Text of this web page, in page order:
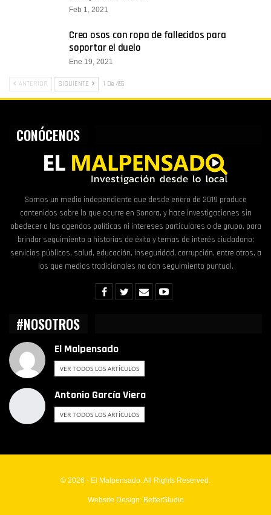
Feb 1, 2021
Crea osos con ropa de fallecidos para
soportar el duelo
Ene 19, 2021
ANTERIOR SIGUIENTE 1 De 455
CONÓCENOS
Somos un medio independiente que desde enero de 2019 produce
contenidos sobre lo que ocurre en Sonora, y hace investigaciones sin
obedecer a las agendas políticas ni intereses particulares o de grupo, para
brindar seguimiento a historias de éxito y temas de interés ciudadano:
servicios públicos, salud, educación, inseguridad, corrupción, entre otros, a
los que medios tradicionales no dan seguimiento puntual.
#NOSOTROS
El Malpensado
VER TODOS LOS ARTÍCULOS
Antonio García Viera
VER TODOS LOS ARTÍCULOS
© 2026 - El Malpensado. All Rights Reserved.
Website Design: BetterStudio